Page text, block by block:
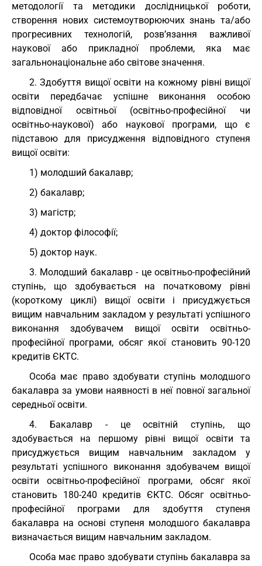
методології та методики дослідницької роботи,
створення нових системоутворюючих знань та/або
прогресивних технологій, розв’язання важливої
наукової або прикладної проблеми, яка має
загальнонаціональне або світове значення.
2. Здобуття вищої освіти на кожному рівні вищої
освіти передбачає успішне виконання особою
відповідної освітньої (освітньо-професійної чи
освітньо-наукової) або наукової програми, що є
підставою для присудження відповідного ступеня
вищої освіти:
1) молодший бакалавр;
2) бакалавр;
3) магістр;
4) доктор філософії;
5) доктор наук.
3. Молодший бакалавр - це освітньо-професійний
ступінь, що здобувається на початковому рівні
(короткому циклі) вищої освіти і присуджується
вищим навчальним закладом у результаті успішного
виконання здобувачем вищої освіти освітньо-
професійної програми, обсяг якої становить 90-120
кредитів ЄКТС.
Особа має право здобувати ступінь молодшого
бакалавра за умови наявності в неї повної загальної
середньої освіти.
4. Бакалавр - це освітній ступінь, що
здобувається на першому рівні вищої освіти та
присуджується вищим навчальним закладом у
результаті успішного виконання здобувачем вищої
освіти освітньо-професійної програми, обсяг якої
становить 180-240 кредитів ЄКТС. Обсяг освітньо-
професійної програми для здобуття ступеня
бакалавра на основі ступеня молодшого бакалавра
визначається вищим навчальним закладом.
Особа має право здобувати ступінь бакалавра за